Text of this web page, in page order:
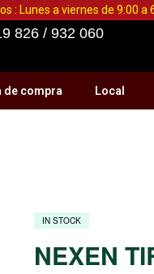
: Lunes a viernes de 9:00
826 / 932 060
de compra Local
IN STOCK
NEXEN